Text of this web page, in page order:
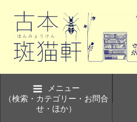
メニュー
（検索・カテゴリー・お問合
せ・ほか）